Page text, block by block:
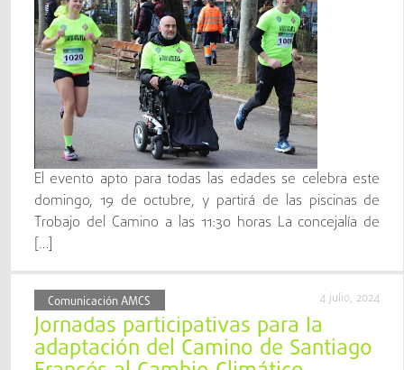
El evento apto para todas las edades se celebra este
domingo, 19 de octubre, y partirá de las piscinas de
Trobajo del Camino a las 11:30 horas La concejalía de
[…]
Comunicación AMCS 4 julio, 2024
Jornadas participativas para la
adaptación del Camino de Santiago